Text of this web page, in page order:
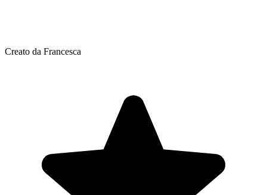
Creato da Francesca